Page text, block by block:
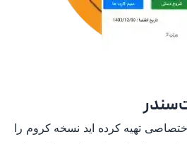
تهیه کرده اید نسخه کروم را